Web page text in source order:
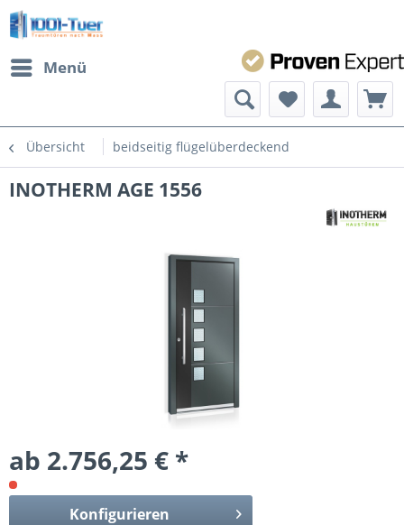
Menü
Übersicht beidseitig flügelüberdeckend
INOTHERM AGE 1556
ab 2.756,25 € *
Konfigurieren